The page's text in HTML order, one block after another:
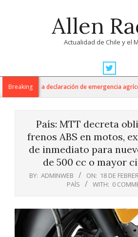
Allen
Actualidad de Chile y el
Navigation
MenuBreaking
anuncia declaración de emergencia
País: MTT decreta
frenos ABS en motos,
de inmediato para
de 500 cc o mayor
BY: ADMINWEB ON: 18 DE
PAÍS
WITH: 0